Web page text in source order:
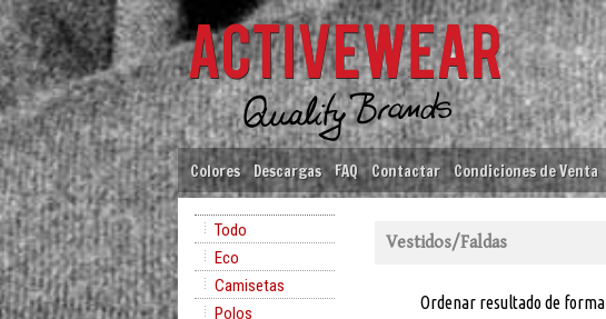
Colores Descargas FAQ Contactar Condiciones de Venta
Todo
Eco
Camisetas
Polos
Vestidos/Faldas
Ordenar resultado de forma